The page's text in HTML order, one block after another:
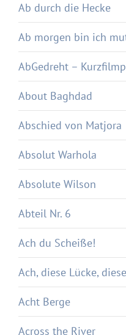
Ab durch die Hecke
Ab morgen bin ich
AbGedreht –
About Baghdad
Abschied von Matjora
Absolut Warhola
Absolute Wilson
Abteil Nr. 6
Ach du Scheiße!
Ach, diese Lücke,
Acht Berge
Across the River